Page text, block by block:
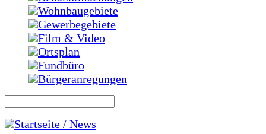
Wohnbaugebiete
Gewerbegebiete
Film & Video
Ortsplan
Fundbüro
Bürgeranregungen
Startseite / News